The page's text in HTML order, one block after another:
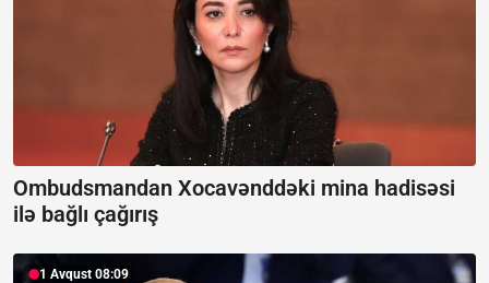
Ombudsmandan Xocavənddəki mina hadisəsi
ilə bağlı çağırış
1 Avqust 08:09